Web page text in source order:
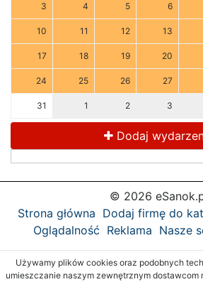
3 4 5 6
10 11 12 13
17 18 19 20
24 25 26 27
31 1 2 3
Dodaj
© 2026
Strona główna Dodaj firmę do
Oglądalność Reklama Nasze
Używamy plików cookies oraz podobnych
umieszczanie naszym zewnętrznym dostawcom